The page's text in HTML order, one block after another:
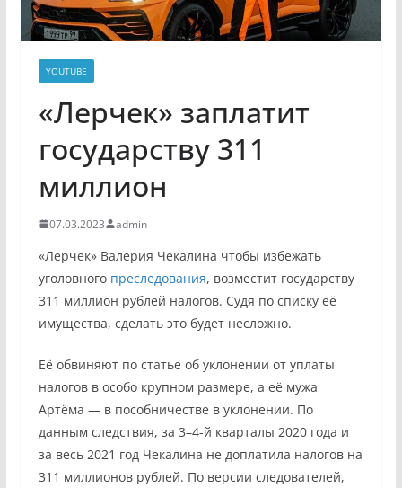
YOUTUBE
«Лерчек» заплатит
государству 311
миллион
07.03.2023 admin
«Лерчек» Валерия Чекалина чтобы избежать
уголовного преследования, возместит государству
311 миллион рублей налогов. Судя по списку её
имущества, сделать это будет несложно.
Её обвиняют по статье об уклонении от уплаты
налогов в особо крупном размере, а её мужа
Артёма — в пособничестве в уклонении. По
данным следствия, за 3–4-й кварталы 2020 года и
за весь 2021 год Чекалина не доплатила налогов на
311 миллионов рублей. По версии следователей,